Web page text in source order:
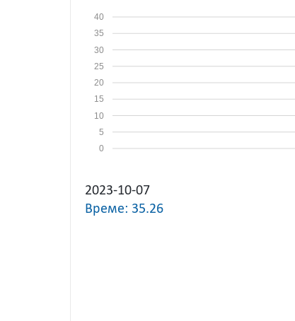
0
5
10
15
20
25
30
35
40
2023-10-07
Време: 35.26